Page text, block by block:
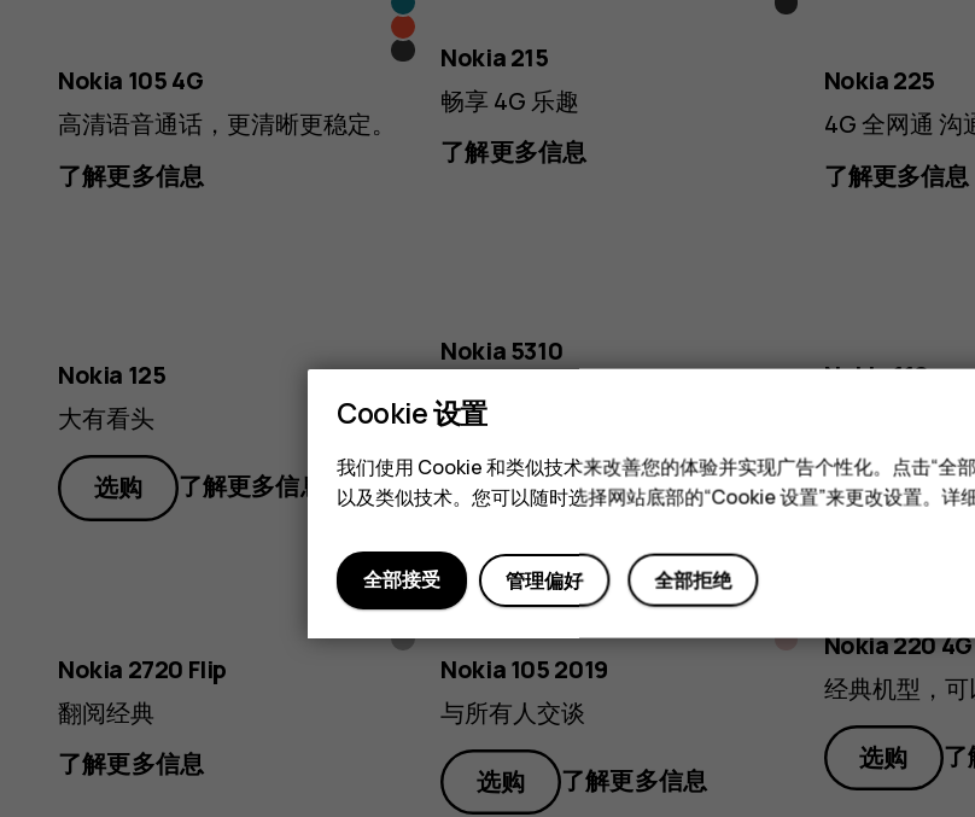
藏
蓝
红
色
黑
Nokia 105 4G
高清语音通话，更清晰更稳定。
了解更多信息
炭
Nokia 215
畅享 4G 乐趣
了解更多信息
Nokia 225
4G 全网通 沟
了解更多信息
蓝
色
Nokia 125
大有看头
选购 了解更多信息
色
Nokia 5310
音为经典
选购 了解更多信息
Nokia 110
选购 了
黑
色
红
色
灰
Nokia 2720 Flip
翻阅经典
了解更多信息
色
蓝
粉
Nokia 105 2019
与所有人交谈
选购 了解更多信息
Nokia 220 4G
经典机型，
选购 了
Cookie 设置
我们使用 Cookie 和类似技术来改善您的体验并实现广告个性化。点击“全
以及类似技术。您可以随时选择网站底部的“Cookie 设置”来更改设置。详
全部拒绝
管理偏好
全部接受